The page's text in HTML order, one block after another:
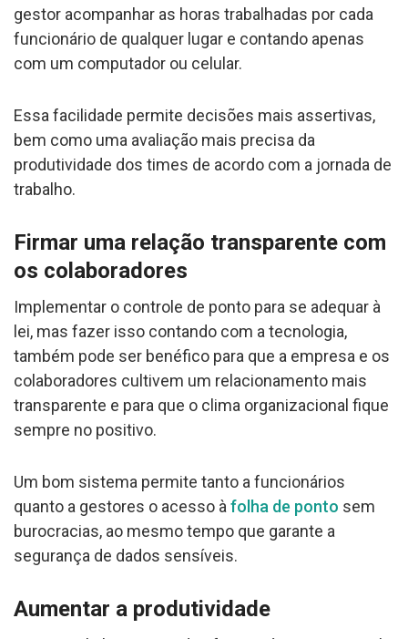
gestor acompanhar as horas trabalhadas por cada
funcionário de qualquer lugar e contando apenas
com um computador ou celular.
Essa facilidade permite decisões mais assertivas,
bem como uma avaliação mais precisa da
produtividade dos times de acordo com a jornada de
trabalho.
Firmar uma relação transparente com
os colaboradores
Implementar o controle de ponto para se adequar à
lei, mas fazer isso contando com a tecnologia,
também pode ser benéfico para que a empresa e os
colaboradores cultivem um relacionamento mais
transparente e para que o clima organizacional fique
sempre no positivo.
Um bom sistema permite tanto a funcionários
quanto a gestores o acesso à folha de ponto sem
burocracias, ao mesmo tempo que garante a
segurança de dados sensíveis.
Aumentar a produtividade